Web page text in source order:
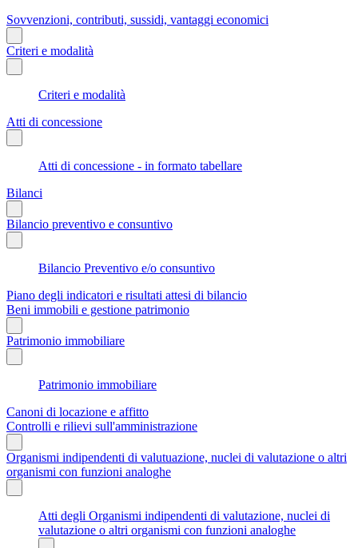
Sovvenzioni, contributi, sussidi, vantaggi economici
Criteri e modalità
Criteri e modalità
Atti di concessione
Atti di concessione - in formato tabellare
Bilanci
Bilancio preventivo e consuntivo
Bilancio Preventivo e/o consuntivo
Piano degli indicatori e risultati attesi di bilancio
Beni immobili e gestione patrimonio
Patrimonio immobiliare
Patrimonio immobiliare
Canoni di locazione e affitto
Controlli e rilievi sull'amministrazione
Organismi indipendenti di valutuazione, nuclei di valutazione o altri
organismi con funzioni analoghe
Atti degli Organismi indipendenti di valutazione, nuclei di
valutazione o altri organismi con funzioni analoghe